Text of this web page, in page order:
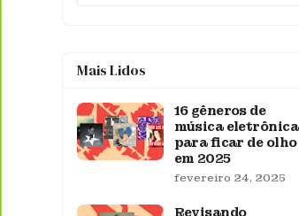
Mais Lidos
16 gêneros de
música eletrônica
para ficar de olho
em 2025
fevereiro 24, 2025
Revisando